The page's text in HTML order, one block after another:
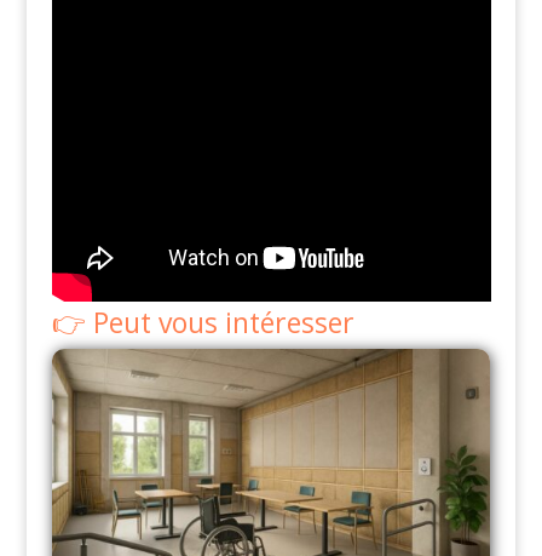
Peut vous intéresser